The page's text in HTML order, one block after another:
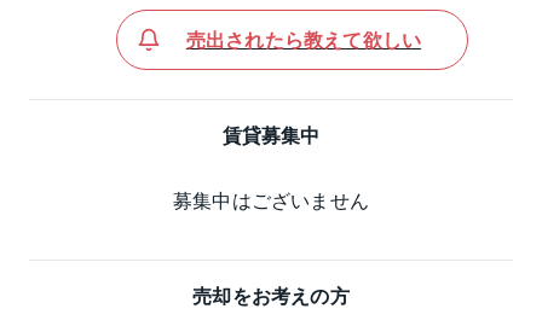
売出されたら教えて欲しい
賃貸募集中
募集中はございません
売却をお考えの方